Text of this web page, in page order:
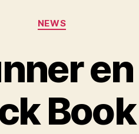
Catégories
NEWS